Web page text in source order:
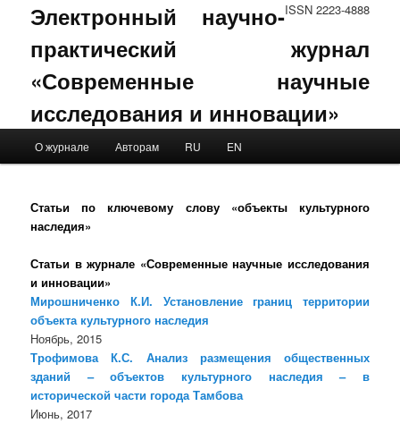
ISSN 2223-4888
Электронный научно-
практический журнал
«Современные научные
исследования и инновации»
Skip to primary content
Skip to secondary content
О журнале Авторам RU EN
Статьи по ключевому слову «объекты культурного
наследия»
Статьи в журнале «Современные научные исследования
и инновации»
Мирошниченко К.И. Установление границ территории
объекта культурного наследия
Ноябрь, 2015
Трофимова К.С. Анализ размещения общественных
зданий – объектов культурного наследия – в
исторической части города Тамбова
Июнь, 2017